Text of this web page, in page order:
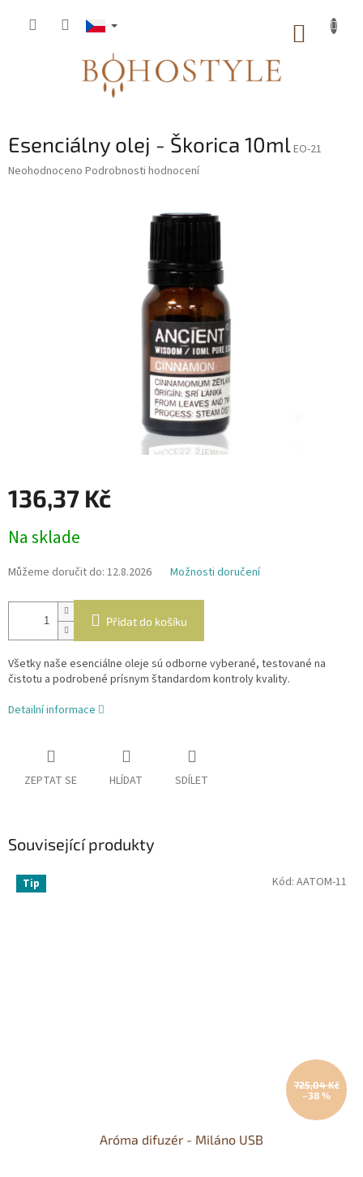
Esenciálny olej - Škorica 10mlEO-21
Průměrné
Neohodnoceno Podrobnosti hodnocení
136,37 Kč
cena:
Na sklade
Můžeme doručit do: 12.8.2026 Možnosti doručení
Přidat do košíku
Všetky naše esenciálne oleje sú odborne vyberané, testované na
čistotu a podrobené prísnym štandardom kontroly kvality.
Detailní informace
ZEPTAT SE HLÍDAT SDÍLET
Související produkty
Tip
725,04 Kč
–38 %
Aróma difuzér - Miláno USB
Kód: AATOM-11